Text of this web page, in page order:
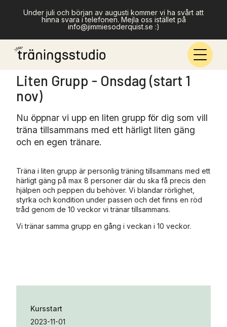
Liten Grupp - Onsdag (start 1
nov)
Nu öppnar vi upp en liten grupp för dig som vill
träna tillsammans med ett härligt liten gäng
och en egen tränare.
Träna i liten grupp är personlig träning tillsammans med ett
härligt gäng på max 8 personer där du ska få precis den
hjälpen och peppen du behöver. Vi blandar rörlighet,
styrka och kondition under passen och det finns en röd
tråd genom de 10 veckor vi tränar tillsammans.
Vi tränar samma grupp en gång i veckan i 10 veckor.
Kursstart
2023-11-01
Under juli och början av augusti kommer vi ha svårt att
hinna svara i telefonen. Mejla oss istället på
info@jimmiesoderquist.se :)